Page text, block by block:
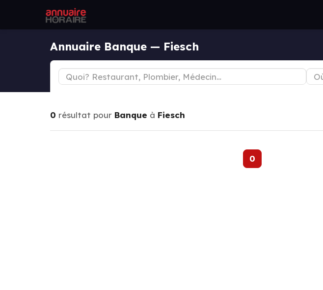
Annuaire Banque — Fiesch
0 résultat pour Banque à Fiesch
0